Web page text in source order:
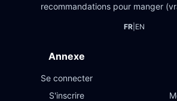
recommandations pour manger
FR| EN
Annexe
Se connecter
S'inscrire